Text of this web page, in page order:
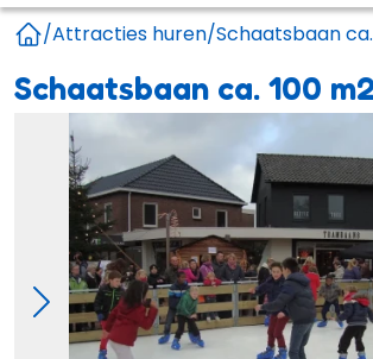
/Attracties huren/Schaatsbaan
Schaatsbaan ca. 100